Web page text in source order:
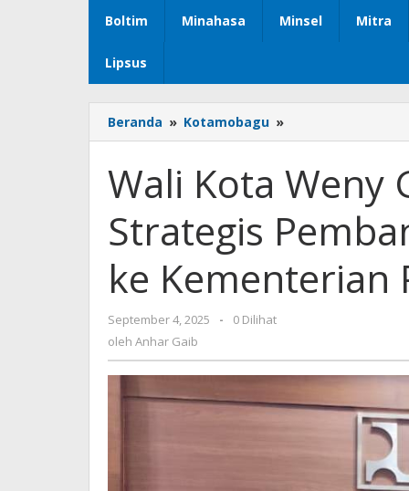
Boltim Minahasa Minsel Mitra
Lipsus
Beranda » Kotamobagu »
Kota
Gaib
Sampaikan
Usulan
Strategis
Infrastruktur
ke
Wali Kota Weny
Strategis
ke Kementerian
September 4, 2025
oleh
-
0 Dilihat
oleh Anhar Gaib